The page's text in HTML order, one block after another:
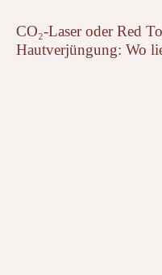
CO₂-Laser oder Red
Hautverjüngung: Wo